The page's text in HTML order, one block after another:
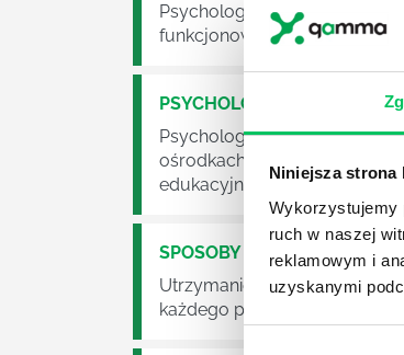
Niniejsza
Wykorzystujemy
ruch w naszej
reklamowym i
uzyskanymi
Psychologia to jeden z
funkcjonowania ludzkiej
PSYCHOLOGIA W
Psychologia to kierunek
ośrodkach służby zdrowie
edukacyjnych, na
SPOSOBY NA MOTYWACJĘ
Utrzymanie wysokiego
każdego przełożonego i